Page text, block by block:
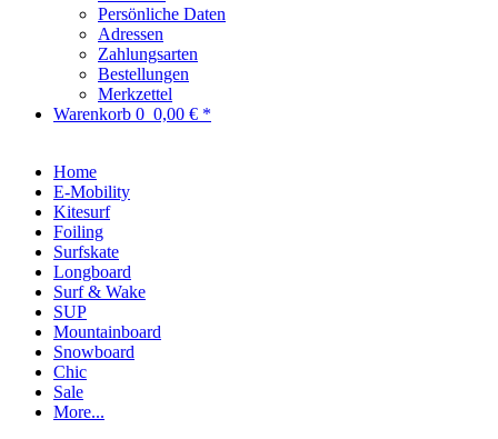
Persönliche Daten
Adressen
Zahlungsarten
Bestellungen
Merkzettel
Warenkorb 0 0,00 € *
Home
E-Mobility
Kitesurf
Foiling
Surfskate
Longboard
Surf & Wake
SUP
Mountainboard
Snowboard
Chic
Sale
More...